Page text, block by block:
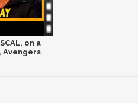
on a
Avengers